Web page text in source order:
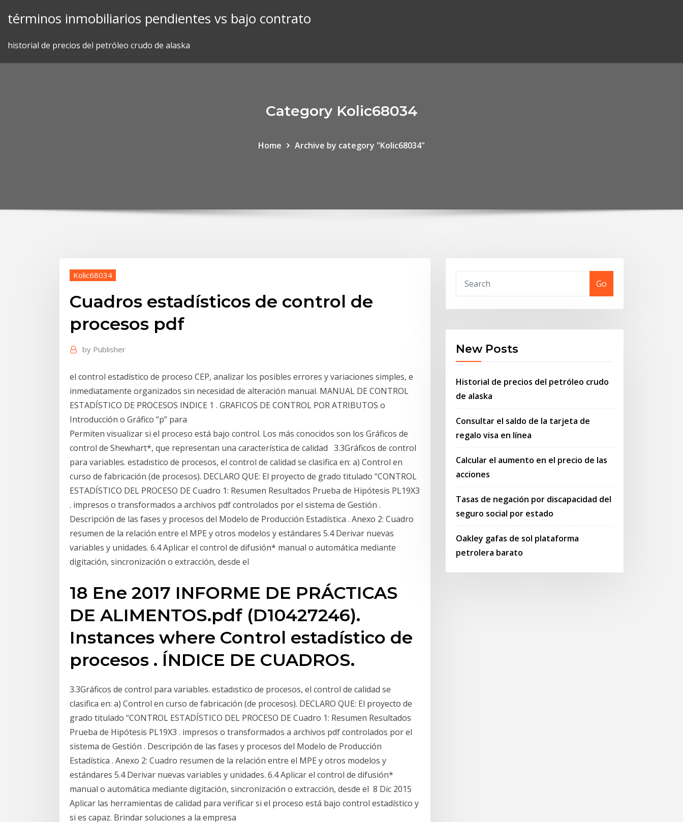
términos inmobiliarios pendientes vs bajo contrato
historial de precios del petróleo crudo de alaska
Category Kolic68034
Home Archive by category "Kolic68034"
Kolic68034
Cuadros estadísticos de control de
procesos pdf
by Publisher
el control estadístico de proceso CEP, analizar los posibles errores y variaciones simples, e
inmediatamente organizados sin necesidad de alteración manual. MANUAL DE CONTROL
ESTADÍSTICO DE PROCESOS INDICE 1 . GRAFICOS DE CONTROL POR ATRIBUTOS o
Introducción o Gráfico “p” para
Permiten visualizar si el proceso está bajo control. Los más conocidos son los Gráficos de
control de Shewhart*, que representan una característica de calidad 3.3Gráficos de control
para variables. estadıstico de procesos, el control de calidad se clasifica en: a) Control en
curso de fabricación (de procesos). DECLARO QUE: El proyecto de grado titulado “CONTROL
ESTADÍSTICO DEL PROCESO DE Cuadro 1: Resumen Resultados Prueba de Hipótesis PL19X3
. impresos o transformados a archivos pdf controlados por el sistema de Gestión .
Descripción de las fases y procesos del Modelo de Producción Estadística . Anexo 2: Cuadro
resumen de la relación entre el MPE y otros modelos y estándares 5.4 Derivar nuevas
variables y unidades. 6.4 Aplicar el control de difusión* manual o automática mediante
digitación, sincronización o extracción, desde el
18 Ene 2017 INFORME DE PRÁCTICAS
DE ALIMENTOS.pdf (D10427246).
Instances where Control estadístico de
procesos . ÍNDICE DE CUADROS.
3.3Gráficos de control para variables. estadıstico de procesos, el control de calidad se
clasifica en: a) Control en curso de fabricación (de procesos). DECLARO QUE: El proyecto de
grado titulado “CONTROL ESTADÍSTICO DEL PROCESO DE Cuadro 1: Resumen Resultados
Prueba de Hipótesis PL19X3 . impresos o transformados a archivos pdf controlados por el
sistema de Gestión . Descripción de las fases y procesos del Modelo de Producción
Estadística . Anexo 2: Cuadro resumen de la relación entre el MPE y otros modelos y
estándares 5.4 Derivar nuevas variables y unidades. 6.4 Aplicar el control de difusión*
manual o automática mediante digitación, sincronización o extracción, desde el 8 Dic 2015
Aplicar las herramientas de calidad para verificar si el proceso está bajo control estadístico y
si es capaz. Brindar soluciones a la empresa
Go
New Posts
Historial de precios del petróleo crudo
de alaska
Consultar el saldo de la tarjeta de
regalo visa en línea
Calcular el aumento en el precio de las
acciones
Tasas de negación por discapacidad del
seguro social por estado
Oakley gafas de sol plataforma
petrolera barato